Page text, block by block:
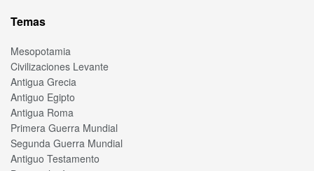
Temas
Mesopotamia
Civilizaciones Levante
Antigua Grecia
Antiguo Egipto
Antigua Roma
Primera Guerra Mundial
Segunda Guerra Mundial
Antiguo Testamento